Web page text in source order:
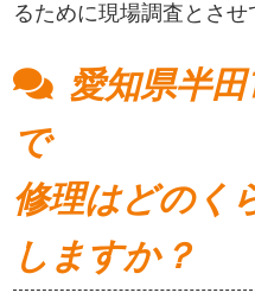
るために現場調査とさせ
愛知県半
で
修理はどのく
しますか？